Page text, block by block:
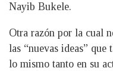
Nayib Bukele.
Otra razón por la cual
las “nuevas ideas” que
lo mismo tanto en su